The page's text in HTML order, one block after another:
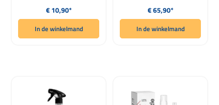
Normale prijs:
€ 10,90*
In de winkelmand
Normale prijs:
€ 65,90*
In de winkelmand